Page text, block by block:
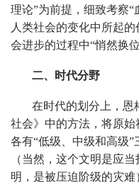
理论”为前提，细致考察“
人类社会的变化中所起
会进步的过程中“悄然换位
二、时代分野
在时代的划分上，恩
社会》中的方法，将原始
各有“低级、中级和高级”
（当然，这个文明是应
明，是被压迫阶级的灾